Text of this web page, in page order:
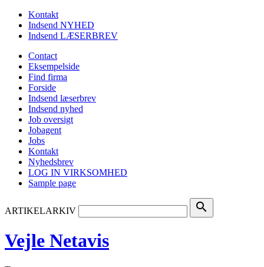
Kontakt
Indsend NYHED
Indsend LÆSERBREV
Contact
Eksempelside
Find firma
Forside
Indsend læserbrev
Indsend nyhed
Job oversigt
Jobagent
Jobs
Kontakt
Nyhedsbrev
LOG IN VIRKSOMHED
Sample page
ARTIKELARKIV search
Vejle Netavis